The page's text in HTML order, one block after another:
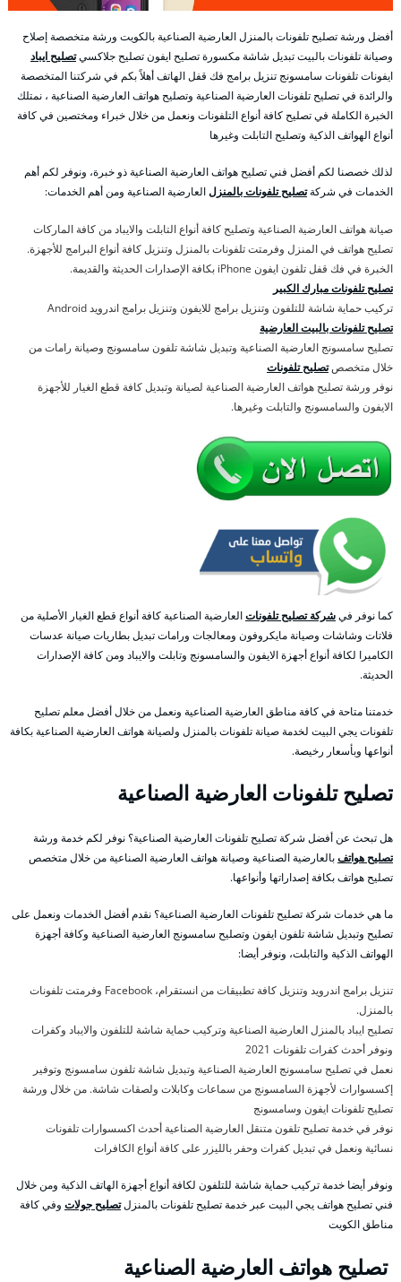
أفضل ورشة تصليح تلفونات بالمنزل العارضية الصناعية بالكويت ورشة متخصصة إصلاح
وصيانة تلفونات بالبيت تبديل شاشة مكسورة تصليح ايفون تصليح جلاكسيتصليح ايباد
ايفونات تلفونات سامسونج تنزيل برامج فك قفل الهاتف أهلاً بكم في شركتنا المتخصصة
والرائدة في تصليح تلفونات العارضية الصناعية وتصليح هواتف العارضية الصناعية ، نمتلك
الخبرة الكاملة في تصليح كافة أنواع التلفونات ونعمل من خلال خبراء ومختصين في كافة
أنواع الهواتف الذكية وتصليح التابلت وغيرها
لذلك خصصنا لكم أفضل فني تصليح هواتف العارضية الصناعية ذو خبرة، ونوفر لكم أهم
الخدمات في شركةتصليح تلفونات بالمنزلالعارضية الصناعية ومن أهم الخدمات:
صيانة هواتف العارضية الصناعية وتصليح كافة أنواع التابلت والايباد من كافة الماركات
تصليح هواتف في المنزل وفرمتت تلفونات بالمنزل وتنزيل كافة أنواع البرامج للأجهزة.
الخبرة في فك قفل تلفون ايفون iPhone بكافة الإصدارات الحديثة والقديمة.
تصليح تلفونات مبارك الكبير
تركيب حماية شاشة للتلفون وتنزيل برامج للايفون وتنزيل برامج اندرويد Android
تصليح تلفونات بالبيت العارضية
تصليح سامسونج العارضية الصناعية وتبديل شاشة تلفون سامسونج وصيانة رامات من
خلال متخصصتصليح تلفونات
نوفر ورشة تصليح هواتف العارضية الصناعية لصيانة وتبديل كافة قطع الغيار للأجهزة
الايفون والسامسونج والتابلت وغيرها.
كما نوفر فيشركة تصليح تلفوناتالعارضية الصناعية كافة أنواع قطع الغيار الأصلية من
فلاتات وشاشات وصيانة مايكروفون ومعالجات ورامات تبديل بطاريات صيانة عدسات
الكاميرا لكافة أنواع أجهزة الايفون والسامسونج وتابلت والايباد ومن كافة الإصدارات
الحديثة.
خدمتنا متاحة في كافة مناطق العارضية الصناعية ونعمل من خلال أفضل معلم تصليح
تلفونات يجي البيت لخدمة صيانة تلفونات بالمنزل ولصيانة هواتف العارضية الصناعية بكافة
أنواعها وبأسعار رخيصة.
تصليح تلفونات العارضية الصناعية
هل تبحث عن أفضل شركة تصليح تلفونات العارضية الصناعية؟ نوفر لكم خدمة ورشة
تصليح هواتفبالعارضية الصناعية وصيانة هواتف العارضية الصناعية من خلال متخصص
تصليح هواتف بكافة إصداراتها وأنواعها.
ما هي خدمات شركة تصليح تلفونات العارضية الصناعية؟ نقدم أفضل الخدمات ونعمل على
تصليح وتبديل شاشة تلفون ايفون وتصليح سامسونج العارضية الصناعية وكافة أجهزة
الهواتف الذكية والتابلت، ونوفر أيضا:
تنزيل برامج اندرويد وتنزيل كافة تطبيقات من انستقرام، Facebook وفرمتت تلفونات
بالمنزل.
تصليح ايباد بالمنزل العارضية الصناعية وتركيب حماية شاشة للتلفون والايباد وكفرات
ونوفر أحدث كفرات تلفونات 2021
نعمل في تصليح سامسونج العارضية الصناعية وتبديل شاشة تلفون سامسونج وتوفير
إكسسوارات لأجهزة السامسونج من سماعات وكابلات ولصقات شاشة. من خلال ورشة
تصليح تلفونات ايفون وسامسونج
نوفر في خدمة تصليح تلفون متنقل العارضية الصناعية أحدث اكسسوارات تلفونات
نسائية ونعمل في تبديل كفرات وحفر بالليزر على كافة أنواع الكافرات
ونوفر أيضا خدمة تركيب حماية شاشة للتلفون لكافة أنواع أجهزة الهاتف الذكية ومن خلال
فني تصليح هواتف يجي البيت عبر خدمة تصليح تلفونات بالمنزلتصليح جولات وفي كافة
مناطق الكويت
تصليح هواتف العارضية الصناعية